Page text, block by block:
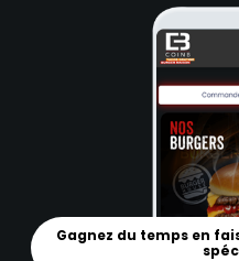
Gagnez du temps en